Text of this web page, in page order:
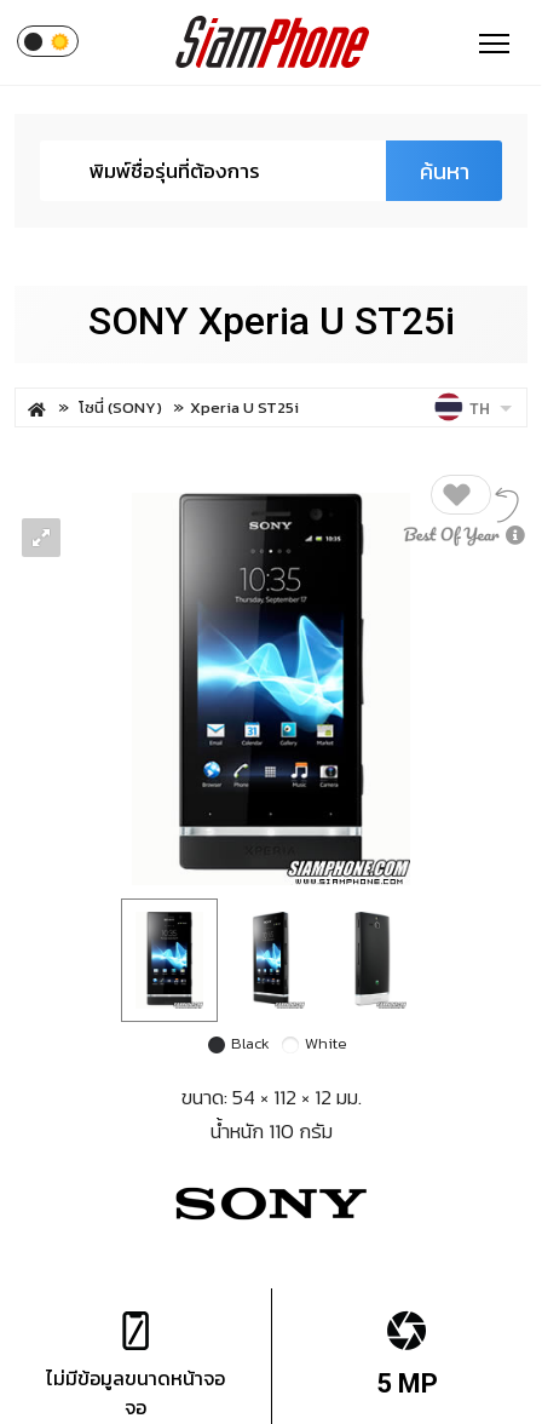
ค้นหา
SONY Xperia U ST25i
โซนี่ (SONY) Xperia U ST25i TH
Black White
ขนาด: 54 × 112 × 12 มม.
น้ำหนัก 110 กรัม
ไม่มีข้อมูลขนาดหน้าจอ
จอ
5 MP